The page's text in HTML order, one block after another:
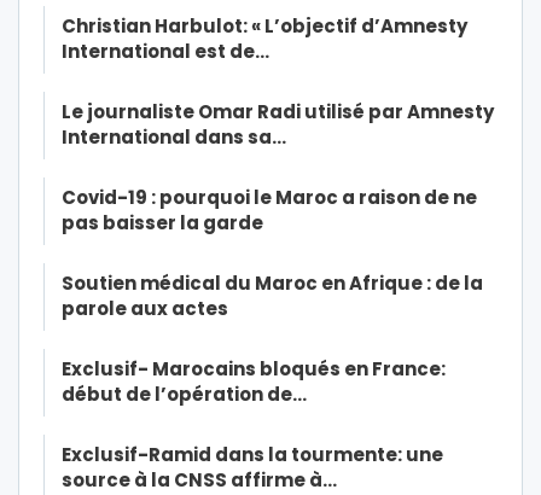
Christian Harbulot: « L’objectif d’Amnesty
International est de…
Le journaliste Omar Radi utilisé par Amnesty
International dans sa…
Covid-19 : pourquoi le Maroc a raison de ne
pas baisser la garde
Soutien médical du Maroc en Afrique : de la
parole aux actes
Exclusif- Marocains bloqués en France:
début de l’opération de…
Exclusif-Ramid dans la tourmente: une
source à la CNSS affirme à…